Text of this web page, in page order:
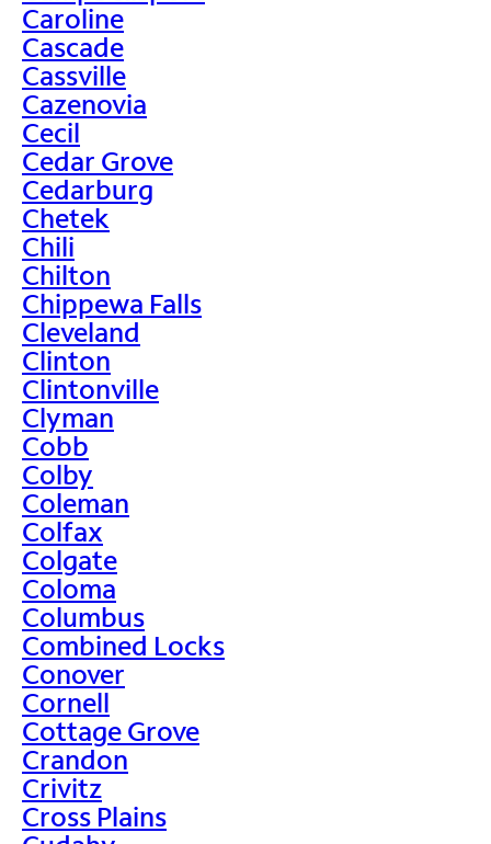
Caroline
Cascade
Cassville
Cazenovia
Cecil
Cedar Grove
Cedarburg
Chetek
Chili
Chilton
Chippewa Falls
Cleveland
Clinton
Clintonville
Clyman
Cobb
Colby
Coleman
Colfax
Colgate
Coloma
Columbus
Combined Locks
Conover
Cornell
Cottage Grove
Crandon
Crivitz
Cross Plains